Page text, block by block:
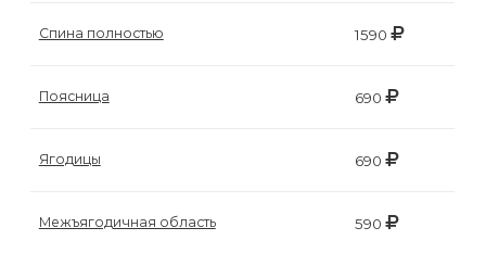
Спина полностью 1590
Поясница 690
Ягодицы 690
Межъягодичная область 590